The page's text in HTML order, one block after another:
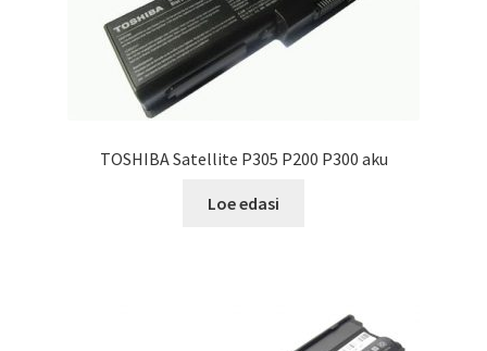
TOSHIBA Satellite P305 P200 P300 aku
Loe edasi